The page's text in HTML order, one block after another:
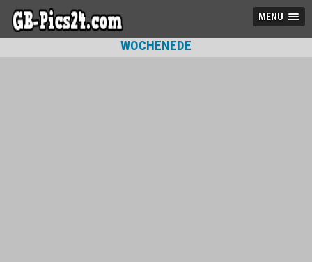
MENU
WOCHENEDE